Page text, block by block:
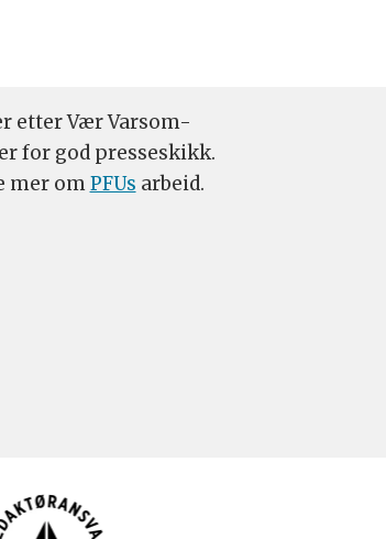
etter Vær Varsom-
for god presseskikk.
mer omPFUs arbeid.